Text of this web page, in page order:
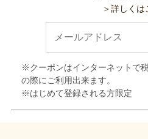
＞詳しくは
※クーポンはインターネットで
の際にご利用出来ます。
※はじめて登録される方限定